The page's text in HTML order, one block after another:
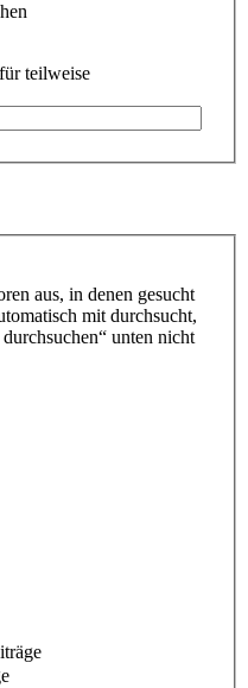
teilweise
aus, in denen gesucht
mit durchsucht,
unten nicht